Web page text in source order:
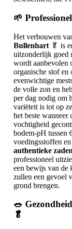
🌱
Het verbouwen
Bullenhart 🥬 is
uitzonderlijk goed
wordt aanbevolen
organische stof en
evenwichtige
de volle zon en
per dag nodig om
variëteit is tot op
het beste wanneer
vochtigheid
bodem-pH tussen
voedingsstoffen
authentieke zaden
professioneel
een bewijs van de
zullen een gevoel
grond brengen.
🥗
🥬